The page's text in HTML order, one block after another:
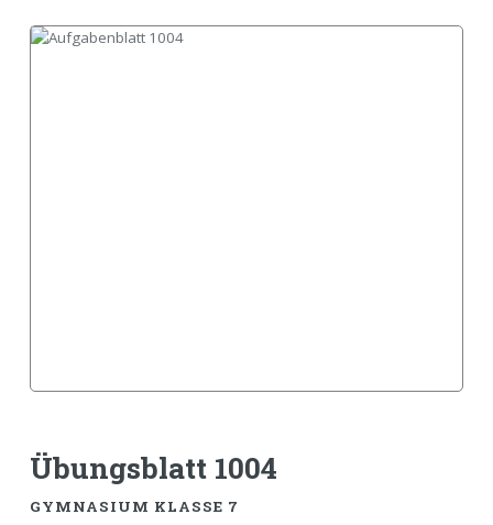
Übungsblatt 1004
GYMNASIUM KLASSE 7